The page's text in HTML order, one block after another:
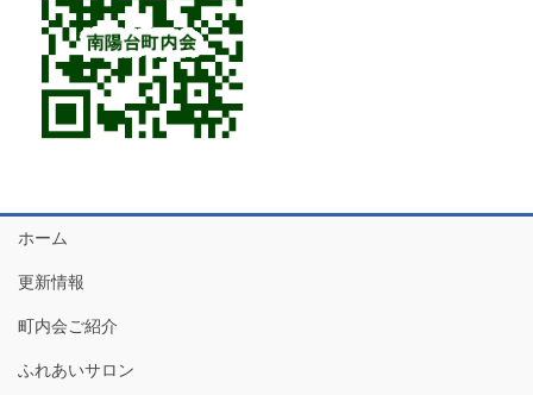
ホーム
更新情報
町内会ご紹介
ふれあいサロン